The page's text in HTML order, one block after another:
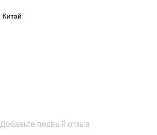
Китай
Добавьте первый отзыв